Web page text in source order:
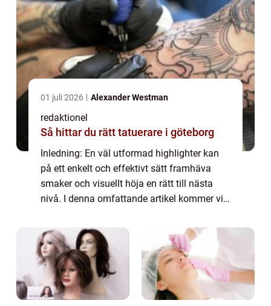
01 juli 2026 Alexander Westman
redaktionel
Så hittar du rätt tatuerare i göteborg
Inledning: En väl utformad highlighter kan
på ett enkelt och effektivt sätt framhäva
smaker och visuellt höja en rätt till nästa
nivå. I denna omfattande artikel kommer vi
bästa highlightern, olika typer som finn...